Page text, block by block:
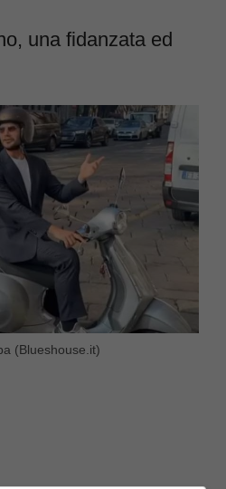
una fidanzata ed
(Blueshouse.it)